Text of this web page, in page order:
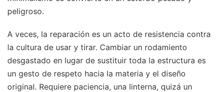
peligroso.
A veces, la reparación es un acto de resistencia contra
la cultura de usar y tirar. Cambiar un rodamiento
desgastado en lugar de sustituir toda la estructura es
un gesto de respeto hacia la materia y el diseño
original. Requiere paciencia, una linterna, quizá un